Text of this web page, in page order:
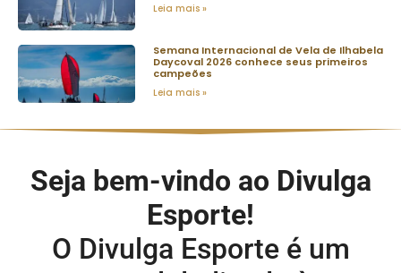
Leia mais »
Semana Internacional de Vela de Ilhabela
Daycoval 2026 conhece seus primeiros
campeões
Leia mais »
Seja bem-vindo ao Divulga
Esporte!
O Divulga Esporte é um